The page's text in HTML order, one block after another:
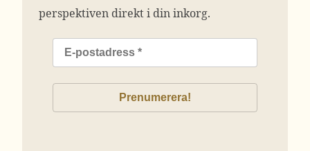
perspektiven direkt i din inkorg.